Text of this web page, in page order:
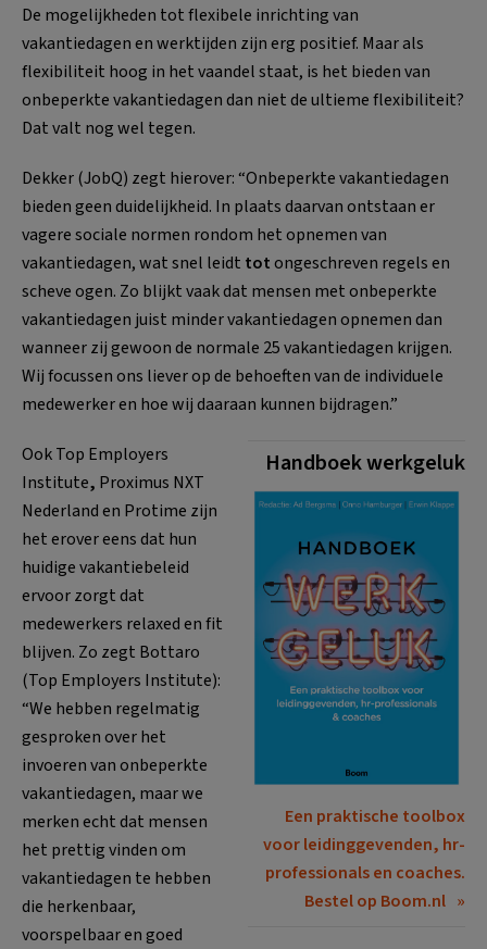
De mogelijkheden tot flexibele inrichting van
vakantiedagen en werktijden zijn erg positief. Maar als
flexibiliteit hoog in het vaandel staat, is het bieden van
onbeperkte vakantiedagen dan niet de ultieme flexibiliteit?
Dat valt nog wel tegen.
Dekker (JobQ) zegt hierover: “Onbeperkte vakantiedagen
bieden geen duidelijkheid. In plaatsdaarvan ontstaan er
vagere sociale normen rondom het opnemen van
vakantiedagen, wat snel leidt totongeschreven regels en
scheve ogen. Zo blijkt vaak dat mensen met onbeperkte
vakantiedagen juist minder vakantiedagen opnemen dan
wanneer zij gewoon de normale 25 vakantiedagen krijgen.
Wij focussen ons liever op de behoeften van de individuele
medewerker en hoe wij daaraan kunnen bijdragen.”
Handboek werkgeluk
Een praktische toolbox
voor leidinggevenden, hr-
professionals en coaches.
Bestel op Boom.nl
Ook Top Employers
Institute, Proximus NXT
Nederland en Protime zijn
het erover eens dat hun
huidige vakantiebeleid
ervoor zorgt dat
medewerkers relaxed en fit
blijven. Zo zegt Bottaro
(Top Employers Institute):
“We hebben regelmatig
gesproken over het
invoeren van onbeperkte
vakantiedagen, maar we
merken echt dat mensen
het prettig vinden om
vakantiedagen te hebben
die herkenbaar,
voorspelbaar en goed